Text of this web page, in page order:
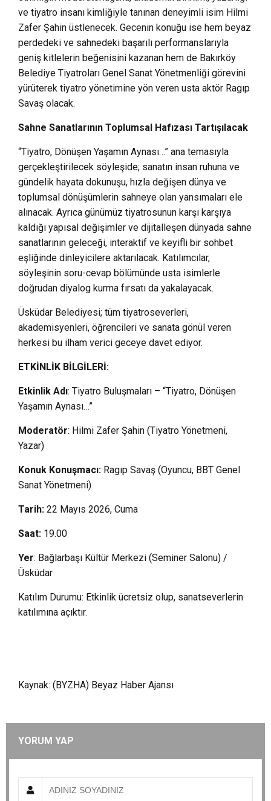
ve tiyatro insanı kimliğiyle tanınan deneyimli isim Hilmi
Zafer Şahin üstlenecek. Gecenin konuğu ise hem beyaz
perdedeki ve sahnedeki başarılı performanslarıyla
geniş kitlelerin beğenisini kazanan hem de Bakırköy
Belediye Tiyatroları Genel Sanat Yönetmenliği görevini
yürüterek tiyatro yönetimine yön veren usta aktör Ragıp
Savaş olacak.
Sahne Sanatlarının Toplumsal Hafızası Tartışılacak
“Tiyatro, Dönüşen Yaşamın Aynası…” ana temasıyla
gerçekleştirilecek söyleşide; sanatın insan ruhuna ve
gündelik hayata dokunuşu, hızla değişen dünya ve
toplumsal dönüşümlerin sahneye olan yansımaları ele
alınacak. Ayrıca günümüz tiyatrosunun karşı karşıya
kaldığı yapısal değişimler ve dijitalleşen dünyada sahne
sanatlarının geleceği, interaktif ve keyifli bir sohbet
eşliğinde dinleyicilere aktarılacak. Katılımcılar,
söyleşinin soru-cevap bölümünde usta isimlerle
doğrudan diyalog kurma fırsatı da yakalayacak.
Üsküdar Belediyesi; tüm tiyatroseverleri,
akademisyenleri, öğrencileri ve sanata gönül veren
herkesi bu ilham verici geceye davet ediyor.
ETKİNLİK BİLGİLERİ:
Etkinlik Adı: Tiyatro Buluşmaları – “Tiyatro, Dönüşen
Yaşamın Aynası…”
Moderatör: Hilmi Zafer Şahin (Tiyatro Yönetmeni,
Yazar)
Konuk Konuşmacı: Ragıp Savaş (Oyuncu, BBT Genel
Sanat Yönetmeni)
Tarih: 22 Mayıs 2026, Cuma
Saat: 19.00
Yer: Bağlarbaşı Kültür Merkezi (Seminer Salonu) /
Üsküdar
Katılım Durumu: Etkinlik ücretsiz olup, sanatseverlerin
katılımına açıktır.
Kaynak: (BYZHA) Beyaz Haber Ajansı
YORUM YAP